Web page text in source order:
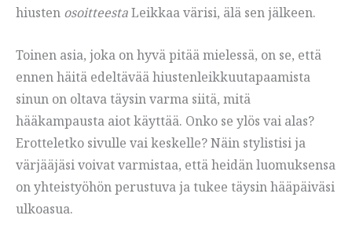
hiusten osoitteestaLeikkaa värisi, älä sen jälkeen.
Toinen asia, joka on hyvä pitää mielessä, on se, että
ennen häitä edeltävää hiustenleikkuutapaamista
sinun on oltava täysin varma siitä, mitä
hääkampausta aiot käyttää. Onko se ylös vai alas?
Erotteletko sivulle vai keskelle? Näin stylistisi ja
värjääjäsi voivat varmistaa, että heidän luomuksensa
on yhteistyöhön perustuva ja tukee täysin hääpäiväsi
ulkoasua.